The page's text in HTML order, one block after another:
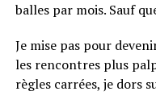
balles par mois. Sauf
Je mise pas pour
les rencontres plus
règles carrées, je dors